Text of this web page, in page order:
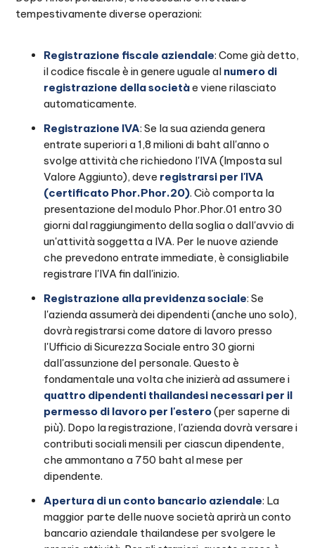
tempestivamente diverse operazioni:
Registrazione fiscale aziendale: Come già detto,
il codice fiscale è in genere uguale al numero di
registrazione della societàe viene rilasciato
automaticamente.
Registrazione IVA: Se la sua azienda genera
entrate superiori a 1,8 milioni di baht all'anno o
svolge attività che richiedono l'IVA (Imposta sul
Valore Aggiunto), deve registrarsi per l'IVA
(certificato Phor.Phor.20). Ciò comporta la
presentazione del modulo Phor.Phor.01 entro 30
giorni dal raggiungimento della soglia o dall'avvio di
un'attività soggetta a IVA. Per le nuove aziende
che prevedono entrate immediate, è consigliabile
registrare l'IVA fin dall'inizio.
Registrazione alla previdenza sociale: Se
l'azienda assumerà dei dipendenti (anche uno solo),
dovrà registrarsi come datore di lavoro presso
l'Ufficio di Sicurezza Sociale entro 30 giorni
dall'assunzione del personale. Questo è
fondamentale una volta che inizierà ad assumere i
quattro dipendenti thailandesi necessari per il
permesso di lavoro per l'estero(per saperne di
più). Dopo la registrazione, l'azienda dovrà versare i
contributi sociali mensili per ciascun dipendente,
che ammontano a 750 baht al mese per
dipendente.
Apertura di un conto bancario aziendale: La
maggior parte delle nuove società aprirà un conto
bancario aziendale thailandese per svolgere le